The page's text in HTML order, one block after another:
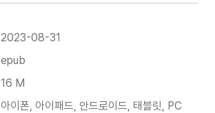
2023-08-31
epub
16 M
아이폰, 아이패드, 안드로이드, 태블릿, PC